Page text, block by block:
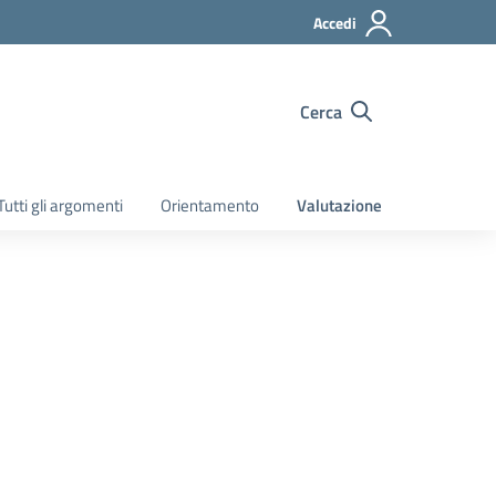
Accedi
Cerca
gli argomenti Orientamento Valutazione